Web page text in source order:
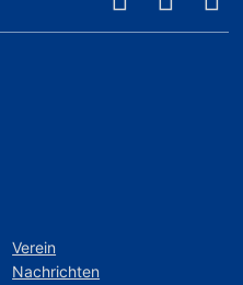
Verein
Nachrichten